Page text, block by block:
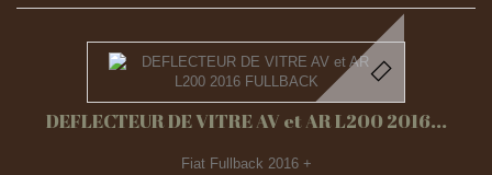
DEFLECTEUR DE VITRE AV et AR L200 2016...
Fiat Fullback 2016 +